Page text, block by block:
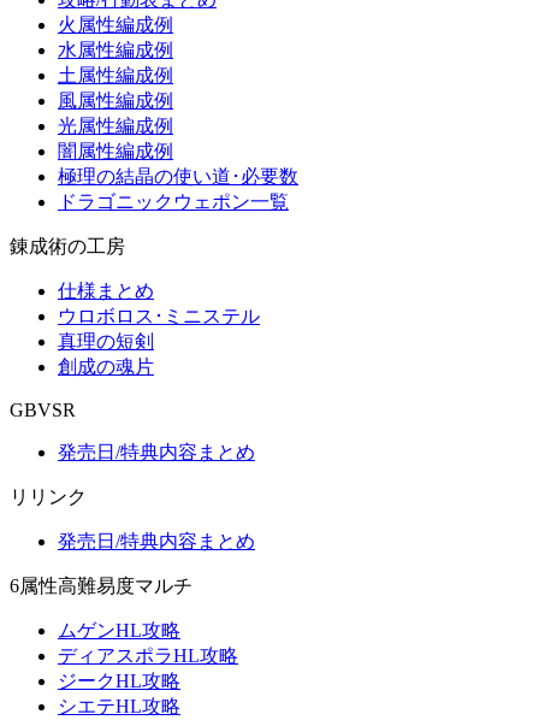
火属性編成例
水属性編成例
土属性編成例
風属性編成例
光属性編成例
闇属性編成例
極理の結晶の使い道･必要数
ドラゴニックウェポン一覧
錬成術の工房
仕様まとめ
ウロボロス･ミニステル
真理の短剣
創成の魂片
GBVSR
発売日/特典内容まとめ
リリンク
発売日/特典内容まとめ
6属性高難易度マルチ
ムゲンHL攻略
ディアスポラHL攻略
ジークHL攻略
シエテHL攻略